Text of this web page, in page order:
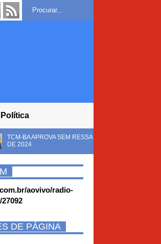
Política
AS CONTAS DA CÂMARA DE RIACHO DE
aovivo/radio-
DE PÁGINA